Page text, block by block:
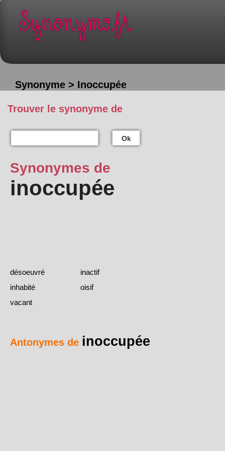
Synonyme > Inoccupée
Trouver le synonyme de
Ok
Synonymes de
inoccupée
désoeuvré
inactif
inhabité
oisif
vacant
Antonymes de inoccupée